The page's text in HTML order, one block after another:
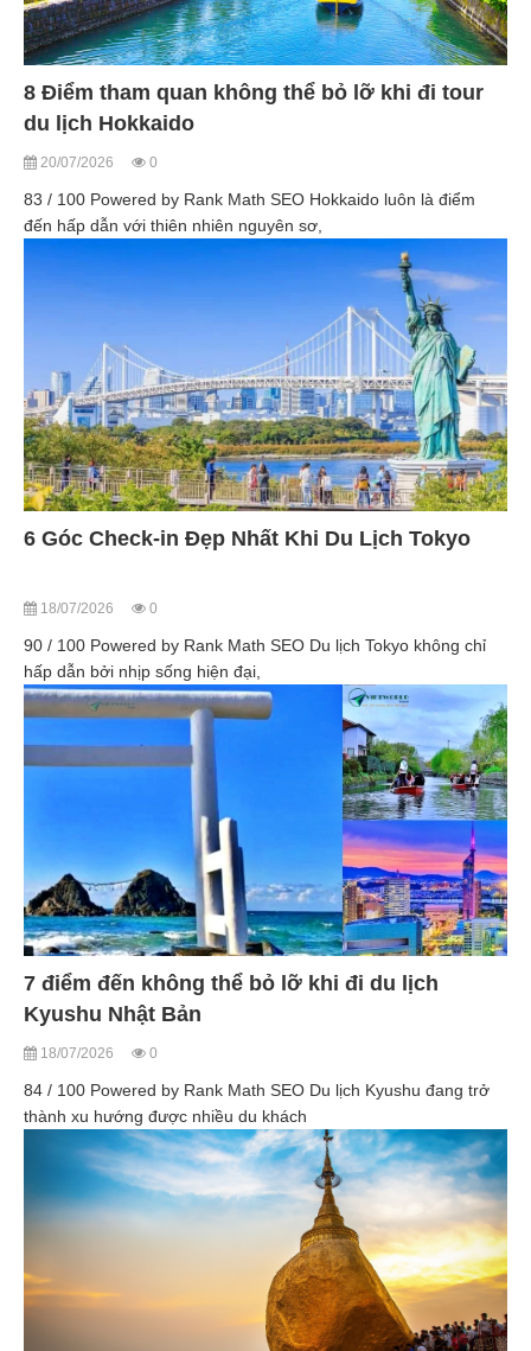
8 Điểm tham quan không thể bỏ lỡ khi đi tour
du lịch Hokkaido
20/07/2026 0
83 / 100 Powered by Rank Math SEO Hokkaido luôn là điểm
đến hấp dẫn với thiên nhiên nguyên sơ,
6 Góc Check-in Đẹp Nhất Khi Du Lịch Tokyo
18/07/2026 0
90 / 100 Powered by Rank Math SEO Du lịch Tokyo không chỉ
hấp dẫn bởi nhịp sống hiện đại,
7 điểm đến không thể bỏ lỡ khi đi du lịch
Kyushu Nhật Bản
18/07/2026 0
84 / 100 Powered by Rank Math SEO Du lịch Kyushu đang trở
thành xu hướng được nhiều du khách